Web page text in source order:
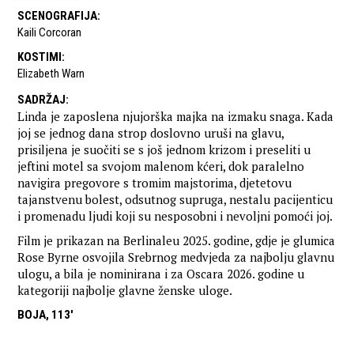
SCENOGRAFIJA:
Kaili Corcoran
KOSTIMI:
Elizabeth Warn
SADRŽAJ:
Linda je zaposlena njujorška majka na izmaku snaga. Kada
joj se jednog dana strop doslovno uruši na glavu,
prisiljena je suočiti se s još jednom krizom i preseliti u
jeftini motel sa svojom malenom kćeri, dok paralelno
navigira pregovore s tromim majstorima, djetetovu
tajanstvenu bolest, odsutnog supruga, nestalu pacijenticu
i promenadu ljudi koji su nesposobni i nevoljni pomoći joj.
Film je prikazan na Berlinaleu 2025. godine, gdje je glumica
Rose Byrne osvojila Srebrnog medvjeda za najbolju glavnu
ulogu, a bila je nominirana i za Oscara 2026. godine u
kategoriji najbolje glavne ženske uloge.
BOJA, 113'